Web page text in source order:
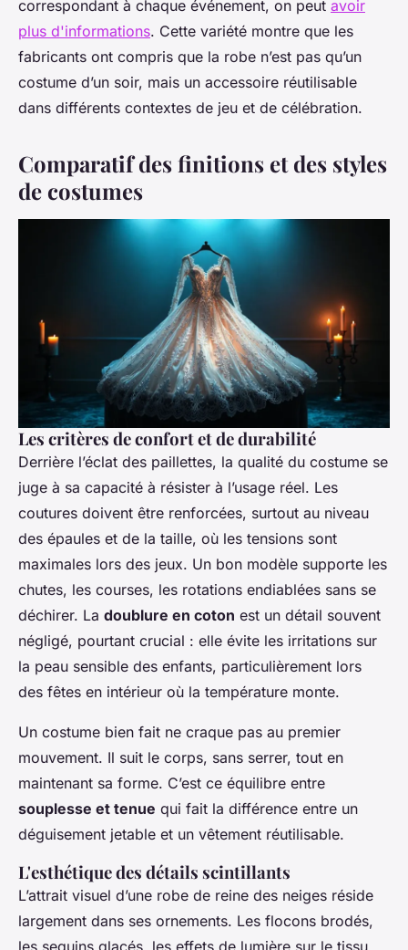
correspondant à chaque événement, on peut avoir
plus d'informations. Cette variété montre que les
fabricants ont compris que la robe n’est pas qu’un
costume d’un soir, mais un accessoire réutilisable
dans différents contextes de jeu et de célébration.
Comparatif des finitions et des styles
de costumes
Les critères de confort et de durabilité
Derrière l’éclat des paillettes, la qualité du costume se
juge à sa capacité à résister à l’usage réel. Les
coutures doivent être renforcées, surtout au niveau
des épaules et de la taille, où les tensions sont
maximales lors des jeux. Un bon modèle supporte les
chutes, les courses, les rotations endiablées sans se
déchirer. La doublure en coton est un détail souvent
négligé, pourtant crucial : elle évite les irritations sur
la peau sensible des enfants, particulièrement lors
des fêtes en intérieur où la température monte.
Un costume bien fait ne craque pas au premier
mouvement. Il suit le corps, sans serrer, tout en
maintenant sa forme. C’est ce équilibre entre
souplesse et tenue qui fait la différence entre un
déguisement jetable et un vêtement réutilisable.
L'esthétique des détails scintillants
L’attrait visuel d’une robe de reine des neiges réside
largement dans ses ornements. Les flocons brodés,
les sequins glacés, les effets de lumière sur le tissu